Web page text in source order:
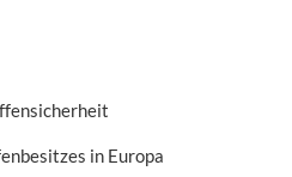
in Europa